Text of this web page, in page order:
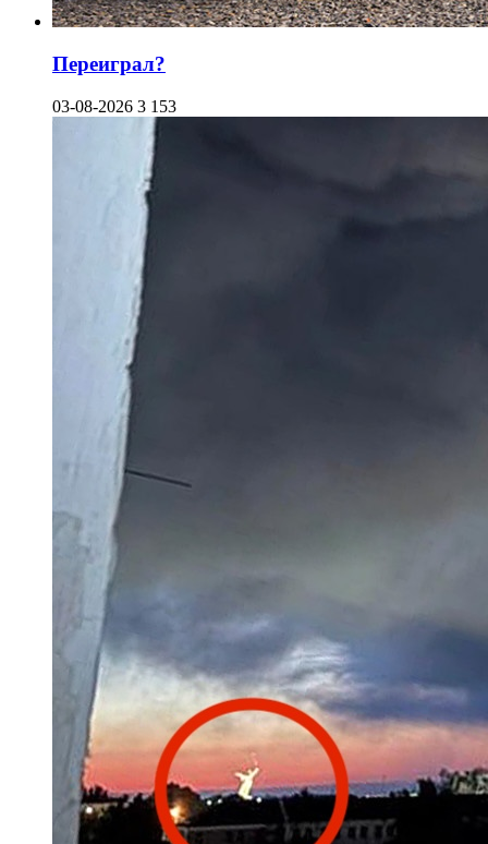
Переиграл?
03-08-2026 3 153